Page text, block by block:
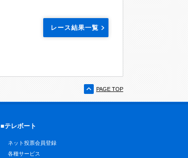
レース結果一覧
PAGE TOP
■テレボート
ネット投票会員登録
各種サービス